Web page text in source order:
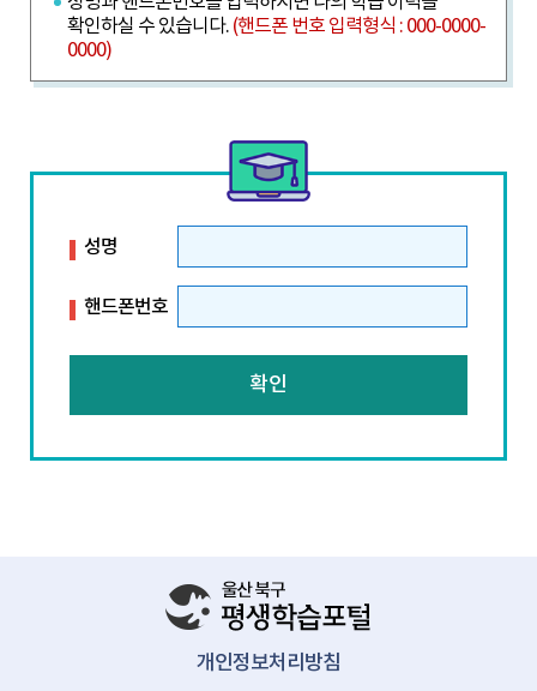
확인하실 수 있습니다. (핸드폰 번호 입력형식 : 000-0000-
0000)
성명
핸드폰번호
확인
개인정보처리방침